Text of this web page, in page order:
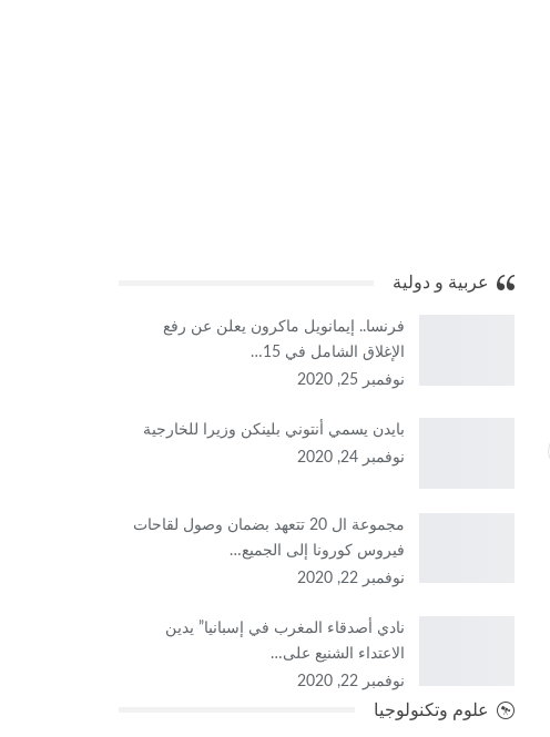
عربية و دولية
فرنسا.. إيمانويل ماكرون يعلن عن رفع
الإغلاق الشامل في 15…
نوفمبر 25, 2020
بايدن يسمي أنتوني بلينكن وزيرا للخارجية
نوفمبر 24, 2020
مجموعة ال 20 تتعهد بضمان وصول لقاحات
فيروس كورونا إلى الجميع…
نوفمبر 22, 2020
نادي أصدقاء المغرب في إسبانيا” يدين
الاعتداء الشنيع على…
نوفمبر 22, 2020
علوم وتكنولوجيا